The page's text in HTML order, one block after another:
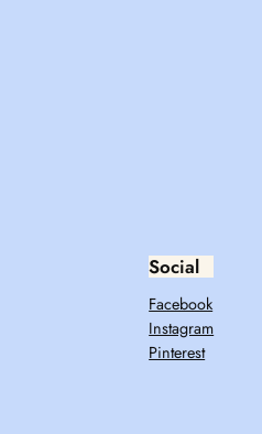
Social
Facebook
Instagram
Pinterest